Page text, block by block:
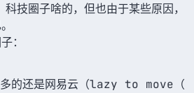
技圈子啥的，但也由于某些原因，
：
的还是网易云（lazy to move（